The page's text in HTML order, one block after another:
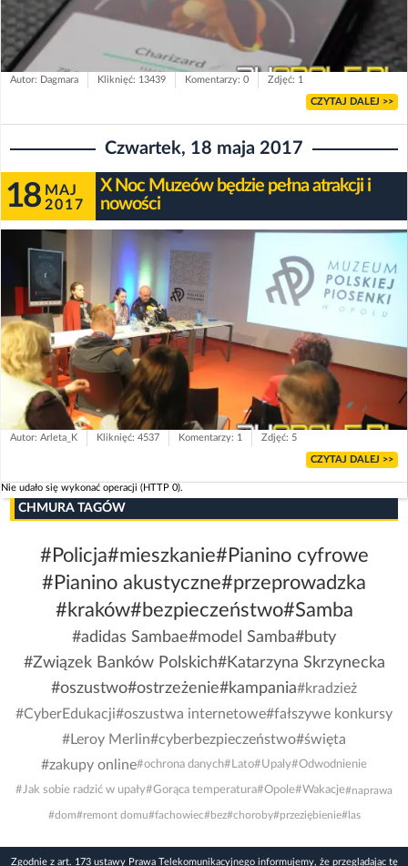
Autor: Dagmara Kliknięć: 13439 Komentarzy: 0 Zdjęć: 1
CZYTAJ DALEJ >>
Czwartek, 18 maja 2017
18 MAJ
2017
X Noc Muzeów będzie pełna atrakcji i
nowości
Autor: Arleta_K Kliknięć: 4537 Komentarzy: 1 Zdjęć: 5
CZYTAJ DALEJ >>
Nie udało się wykonać operacji (HTTP 0).
CHMURA TAGÓW
#Policja#mieszkanie#Pianino cyfrowe
#Pianino akustyczne#przeprowadzka
#kraków#bezpieczeństwo#Samba
#adidas Sambae#model Samba#buty
#Związek Banków Polskich#Katarzyna Skrzynecka
#oszustwo#ostrzeżenie#kampania#kradzież
#CyberEdukacji#oszustwa internetowe#fałszywe konkursy
#Leroy Merlin#cyberbezpieczeństwo#święta
#zakupy online#ochrona danych#Lato#Upaly#Odwodnienie
#Jak sobie radzić w upały#Gorąca temperatura#Opole#Wakacje#naprawa
#dom#remont domu#fachowiec#bez#choroby#przeziębienie#las
Zgodnie z art. 173 ustawy Prawa Telekomunikacyjnego informujemy, że przeglądając tę